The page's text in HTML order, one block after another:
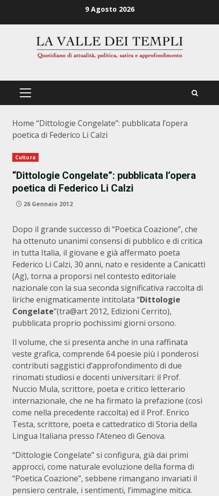
9 Agosto 2026
PRIMÄRES
Home “Dittologie Congelate”: pubblicata l’opera
poetica di Federico Li Calzi
Cultura
“Dittologie Congelate”: pubblicata l’opera
poetica di Federico Li Calzi
26 Gennaio 2012
Dopo il grande successo di “Poetica Coazione”, che
ha ottenuto unanimi consensi di pubblico e di critica
in tutta Italia, il giovane e già affermato poeta
Federico Li Calzi, 30 anni, nato e residente a Canicattì
(Ag), torna a proporsi nel contesto editoriale
nazionale con la sua seconda significativa raccolta di
liriche enigmaticamente intitolata “Dittologie
Congelate”(tra@art 2012, Edizioni Cerrito),
pubblicata proprio pochissimi giorni orsono.
Il volume, che si presenta anche in una raffinata
veste grafica, comprende 64 poesie più i ponderosi
contributi saggistici d’approfondimento di due
rinomati studiosi e docenti universitari: il Prof.
Nuccio Mula, scrittore, poeta e critico letterario
internazionale, che ne ha firmato la prefazione (così
come nella precedente raccolta) ed il Prof. Enrico
Testa, scrittore, poeta e cattedratico di Storia della
Lingua Italiana presso l’Ateneo di Genova.
“Dittologie Congelate” si configura, già dai primi
approcci, come naturale evoluzione della forma di
“Poetica Coazione”, sebbene rimangano invariati il
pensiero centrale, i sentimenti, l’immagine mitica.